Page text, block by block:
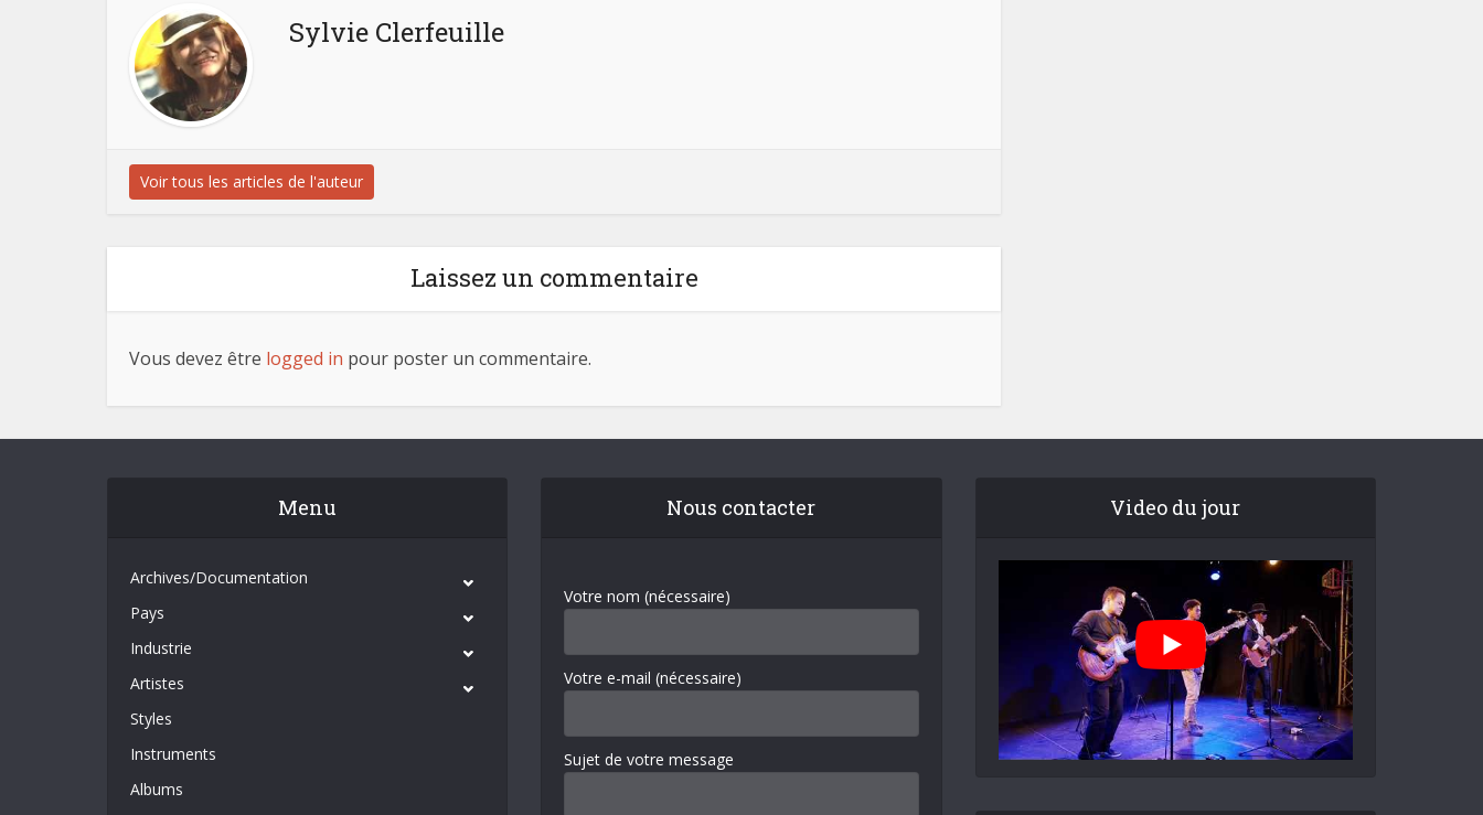
Sylvie Clerfeuille
Voir tous les articles de l'auteur
Laissez un commentaire
Vous devez être logged in pour poster un commentaire.
Menu
Archives/Documentation
Pays
Industrie
Artistes
Styles
Instruments
Albums
Nous contacter
Votre nom (nécessaire)
Votre e-mail (nécessaire)
Sujet de votre message
Video du jour